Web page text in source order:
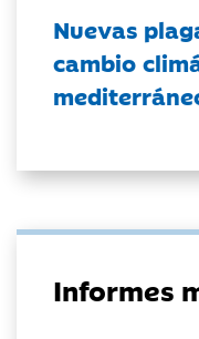
Nuevas
cambio
Informes